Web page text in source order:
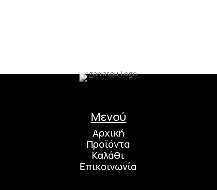
Μενού
Αρχική
Προϊόντα
Καλάθι
Επικοινωνία